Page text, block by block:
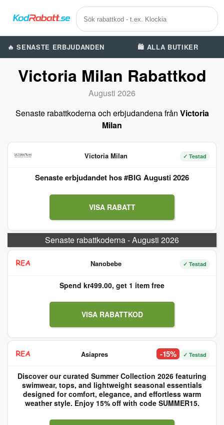
🔥 SENASTE ERBJUDANDEN 🛍️ ALLA BUTIKER
Victoria Milan Rabattkod
Augusti 2026
Senaste rabattkoderna och erbjudandena från Victoria
Milan
Victoria Milan ✓ Testad
Senaste erbjudandet hos #BIG Augusti 2026
VISA RABATT
Senaste rabattkoderna - Augusti 2026
Nanobebe ✓ Testad
Spend kr499.00, get 1 item free
VISA RABATTKOD
Asiapres -15% ✓ Testad
Discover our curated Summer Collection 2026 featuring
swimwear, tops, and lightweight seasonal essentials
designed for comfort, elegance, and effortless warm
weather style. Enjoy 15% off with code SUMMER15.